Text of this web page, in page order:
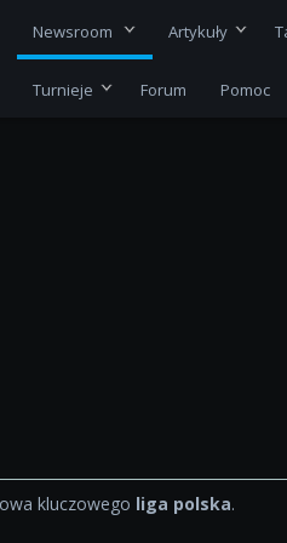
Newsroom Artykuły
Turnieje Forum Pomoc
kluczowego liga polska.